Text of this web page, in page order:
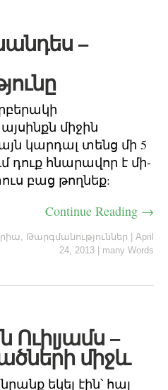
–
միջին
կարդալ տենց մի 5
դուք հնարավոր է մի-
բաց թողնեք:
Continue Reading →
, Թարգմանություններ
April
24, 2013
many Words
Ուիլյամս –
միջև
եկել էին՝ հայ